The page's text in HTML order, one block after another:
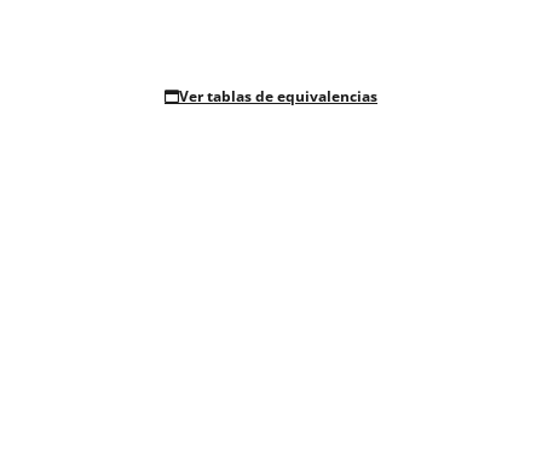
Ver tablas de equivalencias